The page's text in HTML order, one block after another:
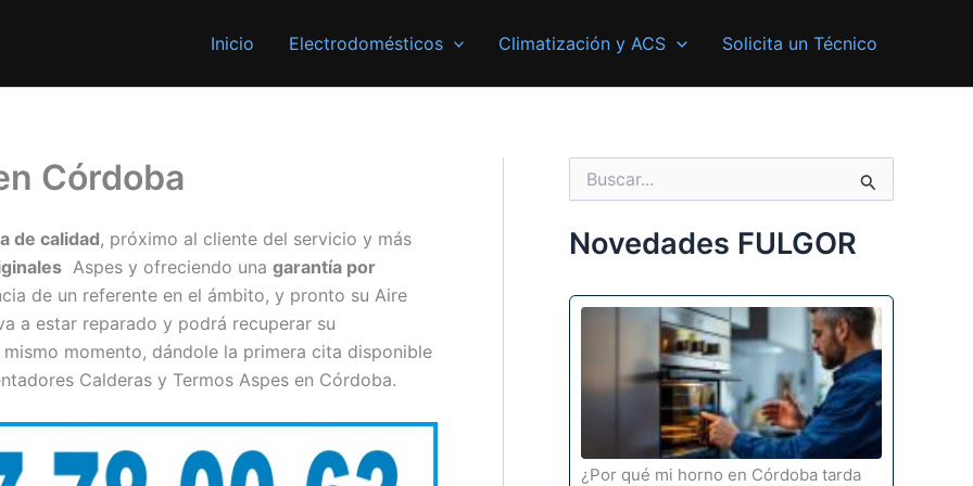
Inicio Electrodomésticos Climatización y ACS Solicita un Técnico
Córdoba
de calidad, próximo al cliente del servicio y más
Aspes y ofreciendo una garantía por
de un referente en el ámbito, y pronto su Aire
a estar reparado y podrá recuperar su
momento, dándole la primera cita disponible
Calderas y Termos Aspes en Córdoba.
c
a
p
Novedades FULGOR
¿Por qué mi horno en Córdoba tarda